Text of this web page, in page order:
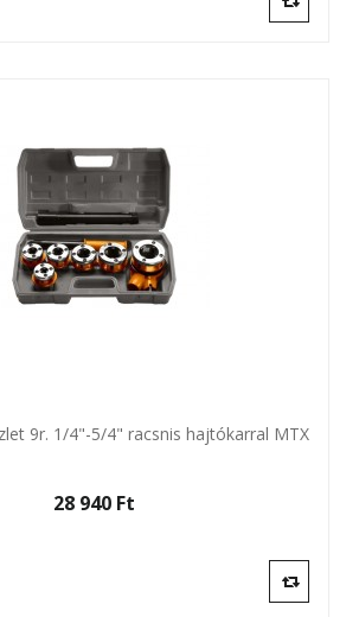
9r. 1/4"-5/4" racsnis hajtókarral MTX
28 940 Ft‎